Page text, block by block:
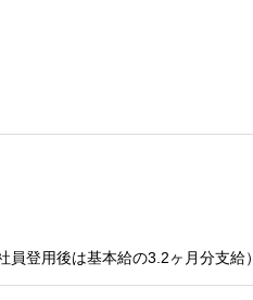
員登用後は基本給の3.2ヶ月分支給）